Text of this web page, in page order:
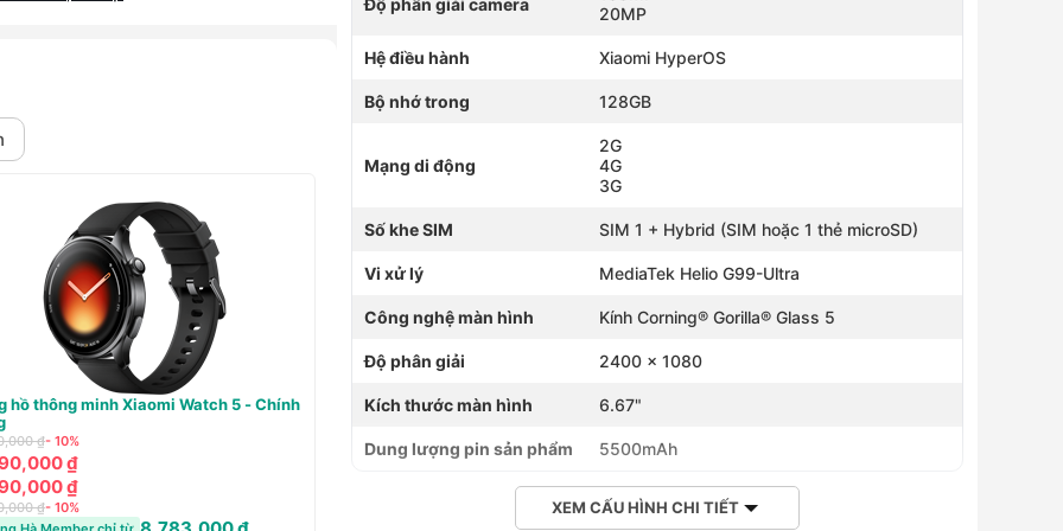
Nội
Nội
Nội
Đô, Hà Nội
Ngạc, Hà Nội
Nội
Nội
Hà Nội
Redmi Buds 8 Pro - Chính hãng
₫
₫
₫
₫- 24%
Hà Member chỉ từ
Đồng hồ thông minh Xiaomi Watch 5 - Chính
9,990,000 ₫
8,990,000 ₫
750,000 ₫- 7%
Hoàng Hà Member chỉ từ
20MP
Hệ điều hành Xiaomi HyperOS
Bộ nhớ trong 128GB
Mạng di động
2G
4G
3G
Số khe SIM SIM 1 + Hybrid (SIM hoặc 1 thẻ microSD)
Vi xử lý MediaTek Helio G99-Ultra
Công nghệ màn hình Kính Corning® Gorilla® Glass 5
Độ phân giải 2400 x 1080
Kích thước màn hình 6.67"
Dung lượng pin sản phẩm 5500mAh
XEM CẤU HÌNH CHI TIẾT